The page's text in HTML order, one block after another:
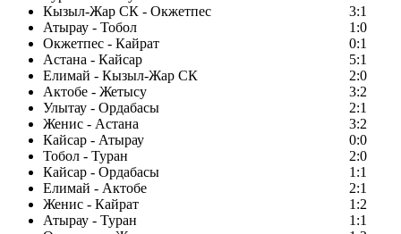
Кызыл-Жар СК - Окжетпес
3:1
Атырау - Тобол
1:0
Окжетпес - Кайрат
0:1
Астана - Кайсар
5:1
Елимай - Кызыл-Жар СК
2:0
Актобе - Жетысу
3:2
Улытау - Ордабасы
2:1
Женис - Астана
3:2
Кайсар - Атырау
0:0
Тобол - Туран
2:0
Кайсар - Ордабасы
1:1
Елимай - Актобе
2:1
Женис - Кайрат
1:2
Атырау - Туран
1:1